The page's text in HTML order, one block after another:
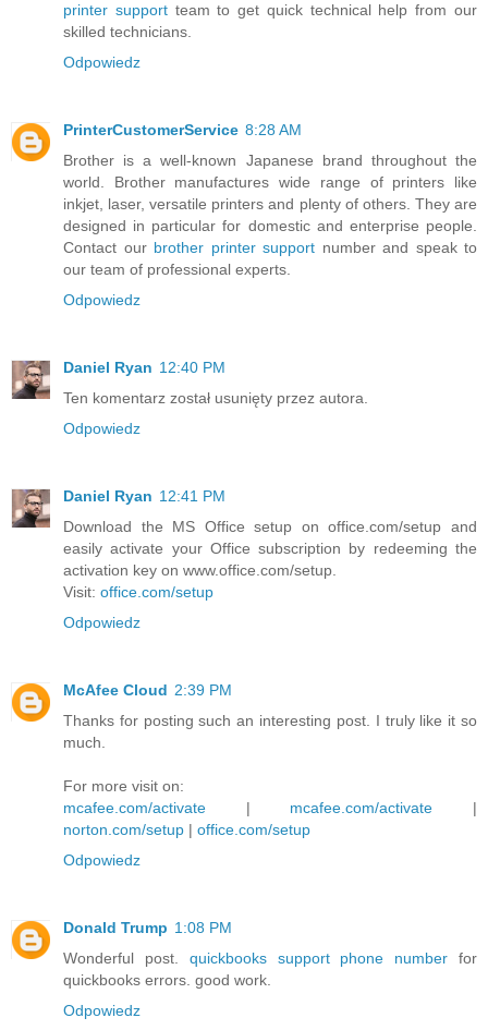
printer supportteam to get quick technical help from our
skilled technicians.
Odpowiedz
PrinterCustomerService 8:28 AM
Brother is a well-known Japanese brand throughout the
world. Brother manufactures wide range of printers like
inkjet, laser, versatile printers and plenty of others. They are
designed in particular for domestic and enterprise people.
Contact our brother printer support number and speak to
our team of professional experts.
Odpowiedz
Daniel Ryan 12:40 PM
Ten komentarz został usunięty przez autora.
Odpowiedz
Daniel Ryan 12:41 PM
Download the MS Office setup on office.com/setup and
easily activate your Office subscription by redeeming the
activation key on www.office.com/setup.
Visit: office.com/setup
Odpowiedz
McAfee Cloud 2:39 PM
Thanks for posting such an interesting post. I truly like it so
much.
For more visit on:
mcafee.com/activate | mcafee.com/activate |
norton.com/setup | office.com/setup
Odpowiedz
Donald Trump 1:08 PM
Wonderful post. quickbooks support phone number for
quickbooks errors. good work.
Odpowiedz